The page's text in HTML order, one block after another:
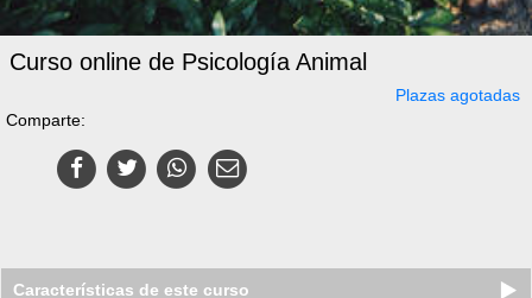
Curso online de Psicología Animal
Plazas agotadas
Comparte:
Características de este curso